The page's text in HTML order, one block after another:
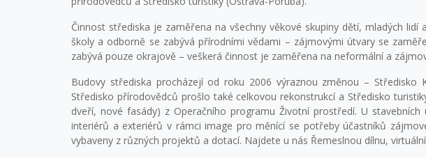
Činnost střediska je zaměřena na všechny věkové skupiny dětí, mladých
školy a odborně se zabývá přírodními vědami – zájmovými útvary se
zabývá pouze okrajově – veškerá činnost je zaměřena na neformální a
Budovy střediska procházejí od roku 2006 výraznou změnou –
Středisko přírodovědců prošlo také celkovou rekonstrukcí a Středisko
dveří, nové fasády) z Operačního programu Životní prostředí. U
interiérů a exteriérů v rámci image pro měnící se potřeby účastníků
vybaveny z různých projektů a dotací. Najdete u nás Řemeslnou dílnu,